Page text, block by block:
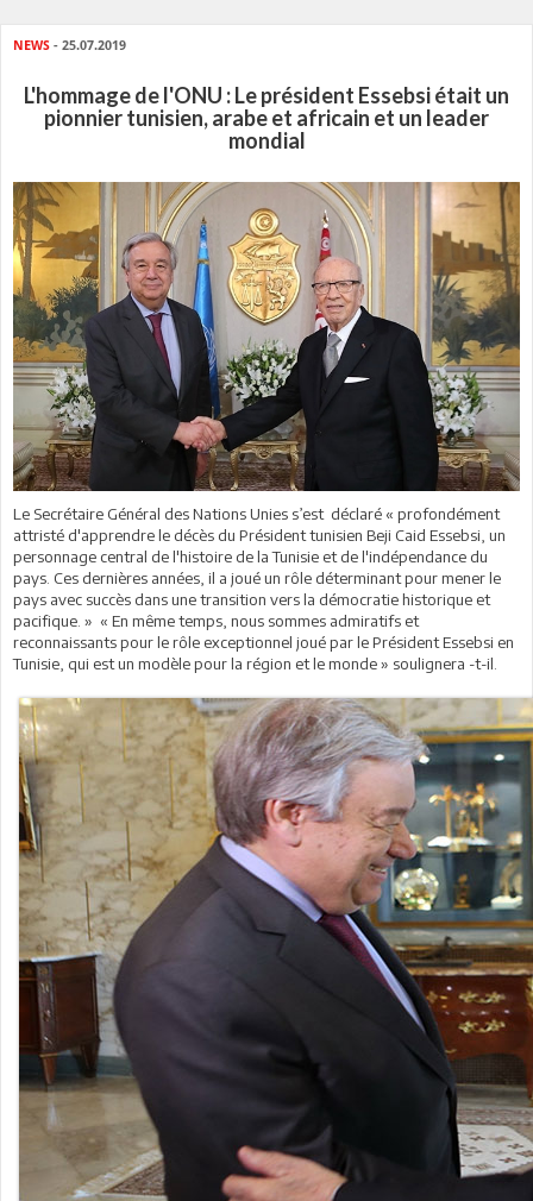
NEWS - 25.07.2019
L'hommage de l'ONU : Le président Essebsi était un
pionnier tunisien, arabe et africain et un leader
mondial
Le Secrétaire Général des Nations Unies s’est déclaré « profondément
attristé d'apprendre le décès du Président tunisien Beji Caid Essebsi, un
personnage central de l'histoire de la Tunisie et de l'indépendance du
pays. Ces dernières années, il a joué un rôle déterminant pour mener le
pays avec succès dans une transition vers la démocratie historique et
pacifique. » « En même temps, nous sommes admiratifs et
reconnaissants pour le rôle exceptionnel joué par le Président Essebsi en
Tunisie, qui est un modèle pour la région et le monde » soulignera -t-il.